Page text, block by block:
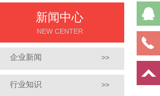
新闻中心
NEW CENTER
企业新闻 >>
行业知识 >>